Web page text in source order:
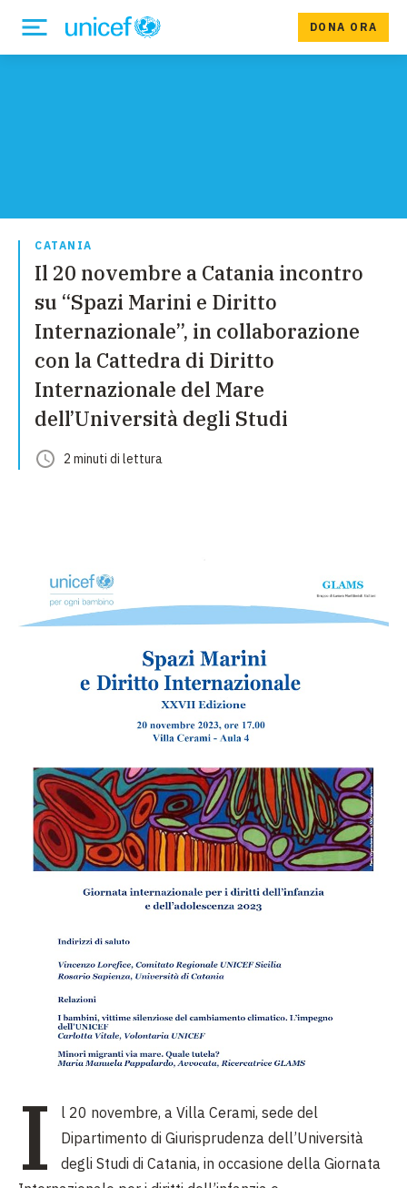
DONA ORA
CATANIA
Il 20 novembre a Catania incontro
su “Spazi Marini e Diritto
Internazionale”, in collaborazione
con la Cattedra di Diritto
Internazionale del Mare
dell’Università degli Studi
2 minuti di lettura
I
l 20 novembre, a Villa Cerami, sede del
Dipartimento di Giurisprudenza dell’Università
degli Studi di Catania, in occasione della Giornata